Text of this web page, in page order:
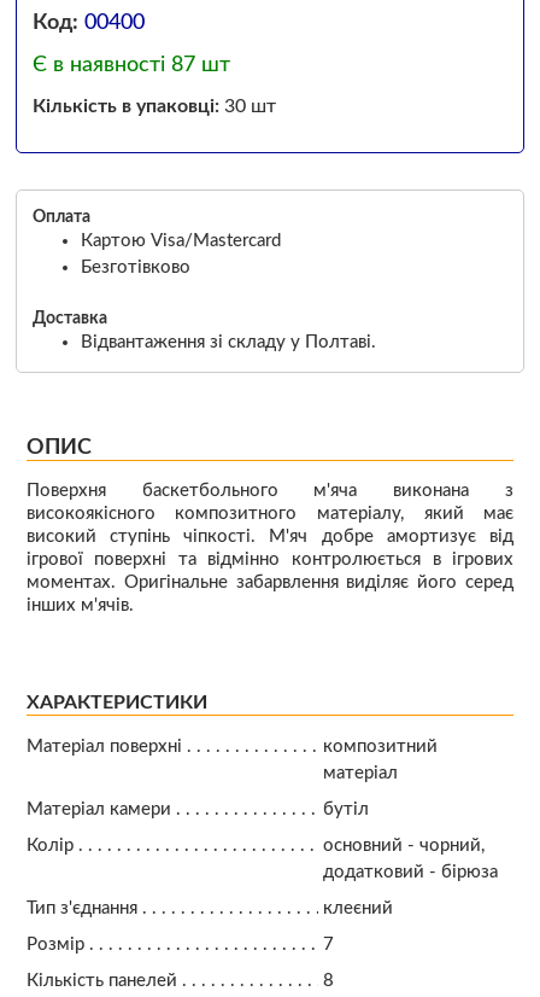
Код: 00400
Є в наявності 87 шт
Кількість в упаковці:30 шт
Оплата
Картою Visa/Mastercard
Безготівково
Доставка
Відвантаження зі складу у Полтаві.
ОПИС
Поверхня баскетбольного м'яча виконана з
високоякісного композитного матеріалу, який має
високий ступінь чіпкості. М'яч добре амортизує від
ігрової поверхні та відмінно контролюється в ігрових
моментах. Оригінальне забарвлення виділяє його серед
інших м'ячів.
ХАРАКТЕРИСТИКИ
Матеріал поверхні
композитний
матеріал
Матеріал камери
бутіл
Колір
основний - чорний,
додатковий - бірюза
Тип з'єднання
клеєний
Розмір
7
Кількість панелей
8